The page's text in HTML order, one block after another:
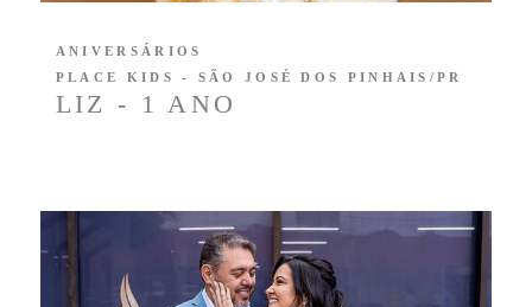
LIZ - 1 ANO
ANIVERSÁRIOS
PLACE KIDS - SÃO JOSÉ DOS PINHAIS/PR